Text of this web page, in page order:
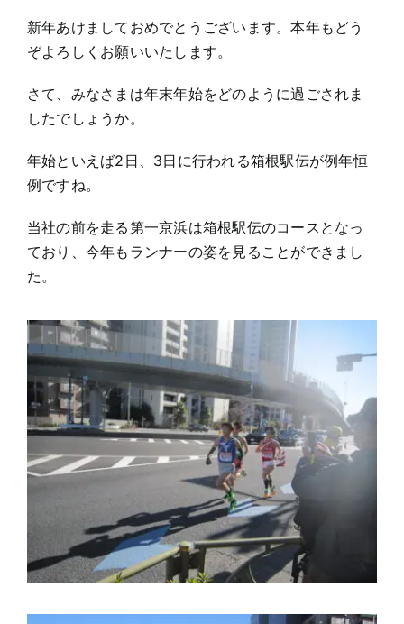
新年あけましておめでとうございます。本年もどう
ぞよろしくお願いいたします。
さて、みなさまは年末年始をどのように過ごされま
したでしょうか。
年始といえば2日、3日に行われる箱根駅伝が例年恒
例ですね。
当社の前を走る第一京浜は箱根駅伝のコースとなっ
ており、今年もランナーの姿を見ることができまし
た。